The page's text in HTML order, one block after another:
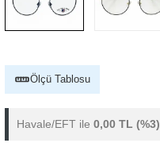
Ölçü Tablosu
Havale/EFT ile 0,00 TL (%3)